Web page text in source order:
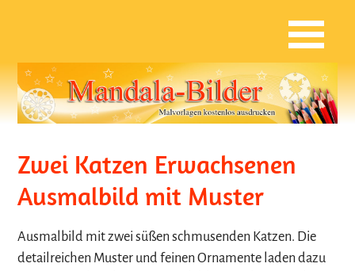
Zwei Katzen Erwachsenen
Ausmalbild mit Muster
Ausmalbild mit zwei süßen schmusenden Katzen. Die
detailreichen Muster und feinen Ornamente laden dazu